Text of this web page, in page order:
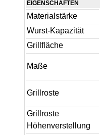
EIGENSCHAFTEN
Materialstärke
Wurst-Kapazität
Grillfläche
Maße
Grillroste
Grillroste
Höhenverstellung